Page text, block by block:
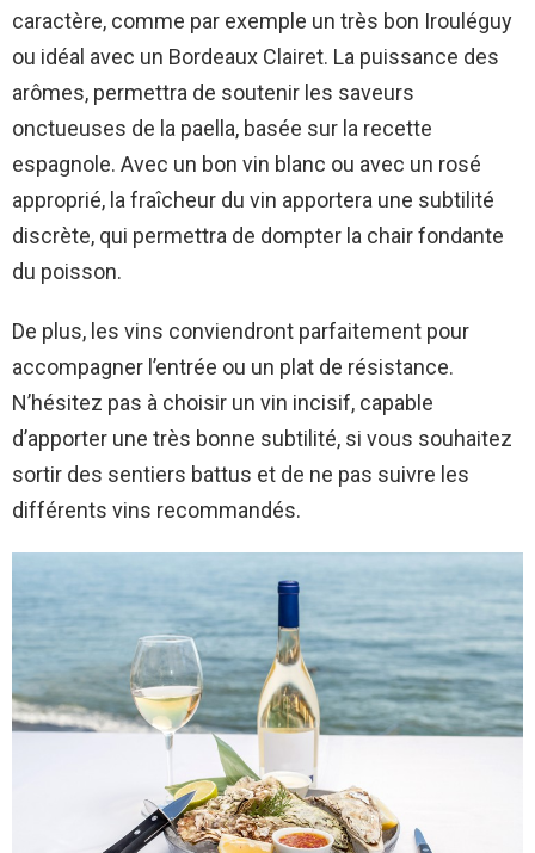
caractère, comme par exemple un très bon Irouléguy
ou idéal avec un Bordeaux Clairet. La puissance des
arômes, permettra de soutenir les saveurs
onctueuses de la paella, basée sur la recette
espagnole. Avec un bon vin blanc ou avec un rosé
approprié, la fraîcheur du vin apportera une subtilité
discrète, qui permettra de dompter la chair fondante
du poisson.
De plus, les vins conviendront parfaitement pour
accompagner l’entrée ou un plat de résistance.
N’hésitez pas à choisir un vin incisif, capable
d’apporter une très bonne subtilité, si vous souhaitez
sortir des sentiers battus et de ne pas suivre les
différents vins recommandés.